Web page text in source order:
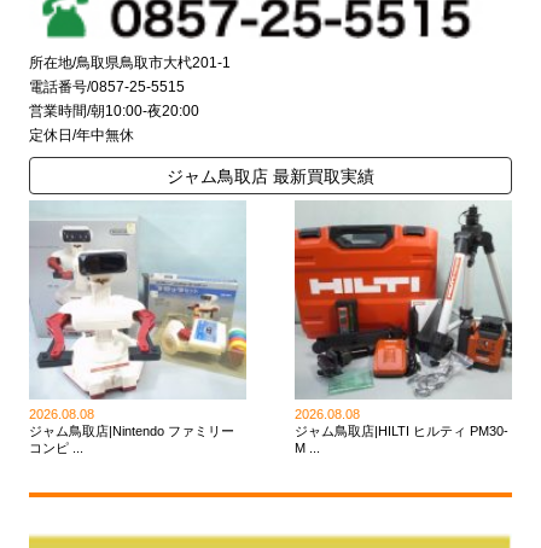
所在地/鳥取県鳥取市大杙201-1
電話番号/0857-25-5515
営業時間/朝10:00-夜20:00
定休日/年中無休
ジャム鳥取店 最新買取実績
2026.08.08
ジャム鳥取店|Nintendo ファミリー
コンピ ...
2026.08.08
ジャム鳥取店|HILTI ヒルティ PM30-
M ...